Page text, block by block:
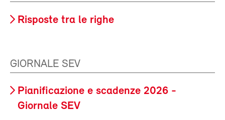
Risposte tra le righe
GIORNALE SEV
Pianificazione e scadenze 2026 -
Giornale SEV